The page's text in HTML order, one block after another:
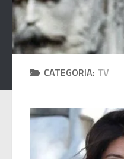
CATEGORIA: TV